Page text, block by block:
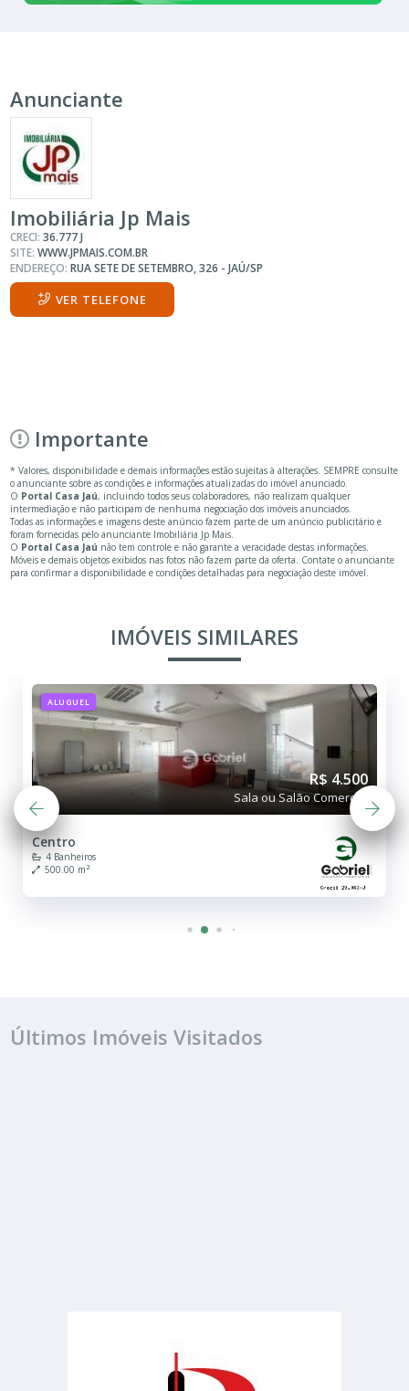
Anunciante
Imobiliária Jp Mais
CRECI:36.777 J
SITE:WWW.JPMAIS.COM.BR
ENDEREÇO:RUA SETE DE SETEMBRO, 326 - JAÚ/SP
VER TELEFONE
Importante
* Valores, disponibilidade e demais informações estão sujeitas à alterações. SEMPRE consulte
o anunciante sobre as condições e informações atualizadas do imóvel anunciado.
O Portal Casa Jaú, incluindo todos seus colaboradores, não realizam qualquer
intermediação e não participam de nenhuma negociação dos imóveis anunciados.
Todas as informações e imagens deste anúncio fazem parte de um anúncio publicitário e
foram fornecidas pelo anunciante Imobiliária Jp Mais.
O Portal Casa Jaú não tem controle e não garante a veracidade destas informações.
Móveis e demais objetos exibidos nas fotos não fazem parte da oferta. Contate o anunciante
para confirmar a disponibilidade e condições detalhadas para negociação deste imóvel.
IMÓVEIS SIMILARES
ALUGUEL
R$ 3.800
Sala ou Salão Comercial
Jardim Itamaraty
2 Banheiros
Últimos Imóveis Visitados